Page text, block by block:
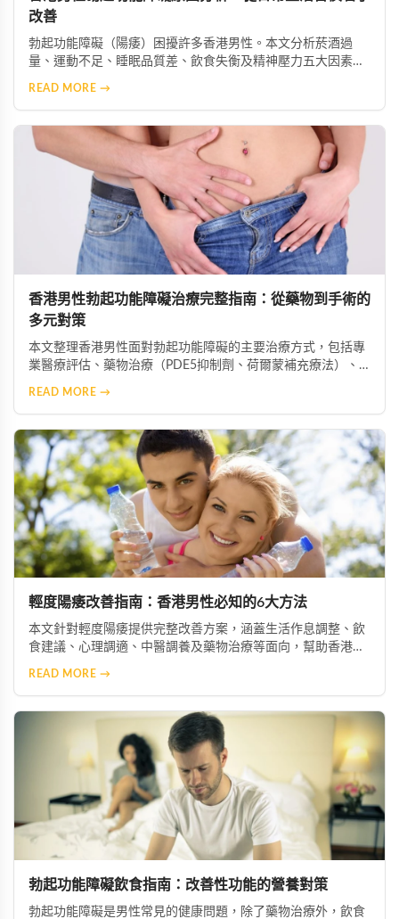
改善
勃起功能障礙（陽痿）困擾許多香港男性。本文分析菸酒過
量、運動不足、睡眠品質差、飲食失衡及精神壓力五大因素如
READ MORE →
香港男性勃起功能障礙治療完整指南：從藥物到手術的
多元對策
本文整理香港男性面對勃起功能障礙的主要治療方式，包括專
業醫療評估、藥物治療（PDE5抑制劑、荷爾蒙補充療法）、
案。
READ MORE →
輕度陽痿改善指南：香港男性必知的6大方法
本文針對輕度陽痿提供完整改善方案，涵蓋生活作息調整、飲
食建議、心理調適、中醫調養及藥物治療等面向，幫助香港男
READ MORE →
勃起功能障礙飲食指南：改善性功能的營養對策
勃起功能障礙是男性常見的健康問題，除了藥物治療外，飲食